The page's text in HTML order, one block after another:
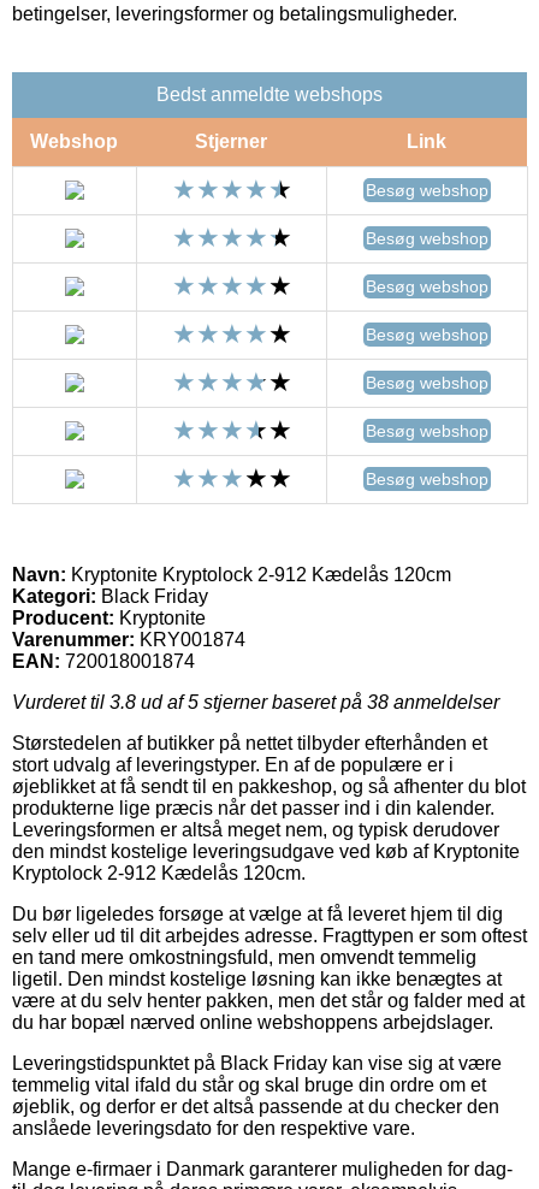
betingelser, leveringsformer og betalingsmuligheder.
Bedst anmeldte webshops
Webshop Stjerner Link
Besøg webshop
Besøg webshop
Besøg webshop
Besøg webshop
Besøg webshop
Besøg webshop
Besøg webshop
Navn: Kryptonite Kryptolock 2-912 Kædelås 120cm
Kategori: Black Friday
Producent: Kryptonite
Varenummer: KRY001874
EAN: 720018001874
Vurderet til 3.8 ud af 5 stjerner baseret på 38 anmeldelser
Størstedelen af butikker på nettet tilbyder efterhånden et
stort udvalg af leveringstyper. En af de populære er i
øjeblikket at få sendt til en pakkeshop, og så afhenter du blot
produkterne lige præcis når det passer ind i din kalender.
Leveringsformen er altså meget nem, og typisk derudover
den mindst kostelige leveringsudgave ved køb af Kryptonite
Kryptolock 2-912 Kædelås 120cm.
Du bør ligeledes forsøge at vælge at få leveret hjem til dig
selv eller ud til dit arbejdes adresse. Fragttypen er som oftest
en tand mere omkostningsfuld, men omvendt temmelig
ligetil. Den mindst kostelige løsning kan ikke benægtes at
være at du selv henter pakken, men det står og falder med at
du har bopæl nærved online webshoppens arbejdslager.
Leveringstidspunktet på Black Friday kan vise sig at være
temmelig vital ifald du står og skal bruge din ordre om et
øjeblik, og derfor er det altså passende at du checker den
anslåede leveringsdato for den respektive vare.
Mange e-firmaer i Danmark garanterer muligheden for dag-